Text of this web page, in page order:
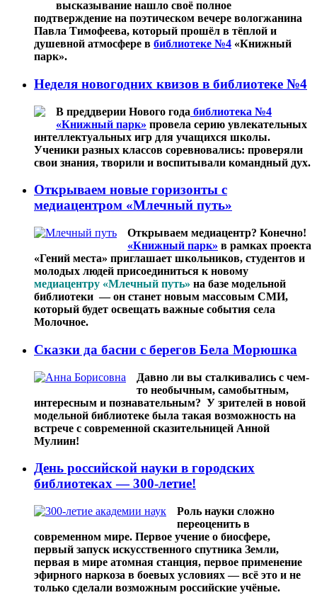
высказывание нашло своё полное
подтверждение на поэтическом вечере вологжанина
Павла Тимофеева, который прошёл в тёплой и
душевной атмосфере в библиотеке №4 «Книжный
парк».
Неделя новогодних квизов в библиотеке №4
В преддверии Нового года библиотека №4
«Книжный парк» провела серию увлекательных
интеллектуальных игр для учащихся школы.
Ученики разных классов соревновались: проверяли
свои знания, творили и воспитывали командный дух.
Открываем новые горизонты с
медиацентром «Млечный путь»
Открываем медиацентр? Конечно!
«Книжный парк» в рамках проекта
«Гений места» приглашает школьников, студентов и
молодых людей присоединиться к новому
медиацентру «Млечный путь» на базе модельной
библиотеки — он станет новым массовым СМИ,
который будет освещать важные события села
Молочное.
Сказки да басни с берегов Бела Морюшка
Давно ли вы сталкивались с чем-
то необычным, самобытным,
интересным и познавательным? У зрителей в новой
модельной библиотеке была такая возможность на
встрече с современной сказительницей Анной
Мулиин!
День российской науки в городских
библиотеках — 300-летие!
Роль науки сложно
переоценить в
современном мире. Первое учение о биосфере,
первый запуск искусственного спутника Земли,
первая в мире атомная станция, первое применение
эфирного наркоза в боевых условиях — всё это и не
только сделали возможным российские учёные.